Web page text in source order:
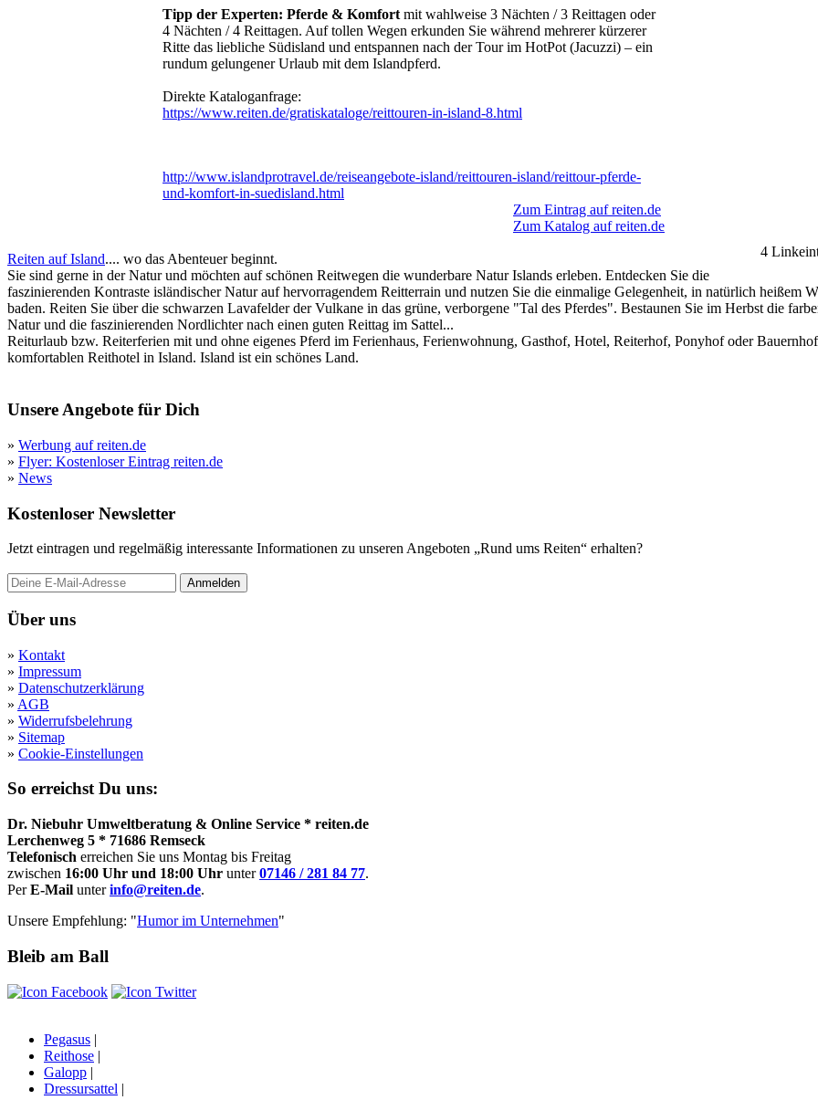
Tipp der Experten: Pferde & Komfortmit wahlweise 3 Nächten / 3 Reittagen oder
4 Nächten / 4 Reittagen. Auf tollen Wegen erkunden Sie während mehrerer kürzerer
Ritte das liebliche Südisland und entspannen nach der Tour im HotPot (Jacuzzi) – ein
rundum gelungener Urlaub mit dem Islandpferd.
Direkte Kataloganfrage:
https://www.reiten.de/gratiskataloge/reittouren-in-island-8.html
http://www.islandprotravel.de/reiseangebote-island/reittouren-island/reittour-pferde-
und-komfort-in-suedisland.html
Zum Eintrag auf reiten.de
Zum Katalog auf reiten.de
4
Reiten auf Island.... wo das Abenteuer beginnt.
Sie sind gerne in der Natur und möchten auf schönen Reitwegen die wunderbare Natur Islands erleben. Entdecken Sie die
faszinierenden Kontraste isländischer Natur auf hervorragendem Reitterrain und nutzen Sie die einmalige Gelegenheit, in natürlich heißem
baden. Reiten Sie über die schwarzen Lavafelder der Vulkane in das grüne, verborgene "Tal des Pferdes". Bestaunen Sie im Herbst die
Natur und die faszinierenden Nordlichter nach einen guten Reittag im Sattel...
Reiturlaub bzw. Reiterferien mit und ohne eigenes Pferd im Ferienhaus, Ferienwohnung, Gasthof, Hotel, Reiterhof, Ponyhof oder
komfortablen Reithotel in Island. Island ist ein schönes Land.
Unsere Angebote für Dich
» Werbung auf reiten.de
» Flyer: Kostenloser Eintrag reiten.de
» News
Kostenloser Newsletter
Jetzt eintragen und regelmäßig interessante Informationen zu unseren Angeboten „Rund ums Reiten“ erhalten?
Anmelden
Über uns
» Kontakt
» Impressum
» Datenschutzerklärung
» AGB
» Widerrufsbelehrung
» Sitemap
» Cookie-Einstellungen
So erreichst Du uns:
Dr. Niebuhr Umweltberatung & Online Service * reiten.de
Lerchenweg 5 * 71686 Remseck
Telefonisch erreichen Sie uns Montag bis Freitag
zwischen 16:00 Uhr und 18:00 Uhr unter07146 / 281 84 77.
PerE-Mail unterinfo@reiten.de.
Unsere Empfehlung: "Humor im Unternehmen"
Bleib am Ball
Pegasus |
Reithose |
Galopp |
Dressursattel |